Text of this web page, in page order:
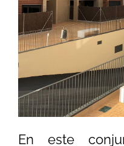
En este